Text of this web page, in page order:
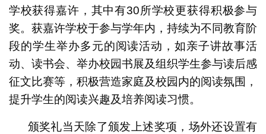
学校获得嘉许，其中有30所学校更获得积极参与
奖。获嘉许学校于参与学年内，持续为不同教育阶
段的学生举办多元的阅读活动，如亲子讲故事活
动、读书会、举办校园书展及组织学生参与读后感
征文比赛等，积极营造家庭及校园内的阅读氛围，
提升学生的阅读兴趣及培养阅读习惯。
颁奖礼当天除了颁发上述奖项，场外还设置有